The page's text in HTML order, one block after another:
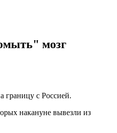
мозг
границу с Россией.
накануне вывезли из